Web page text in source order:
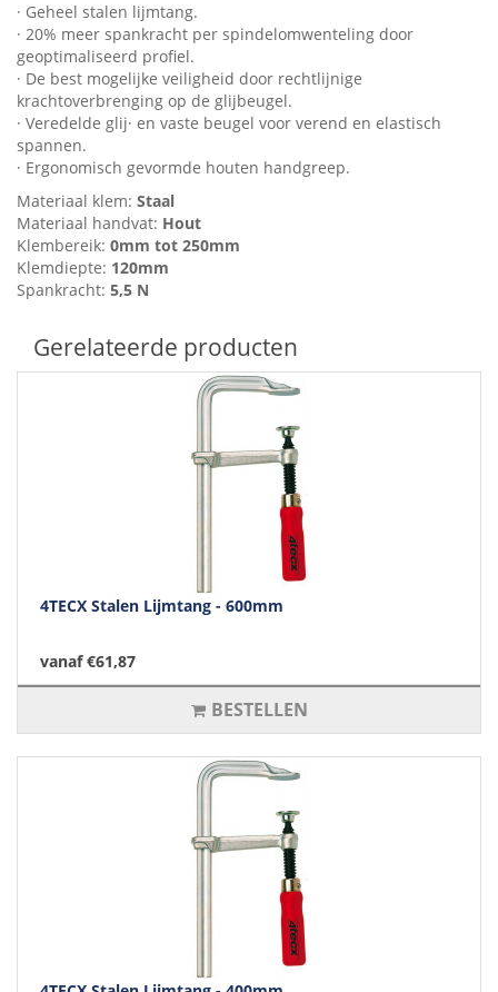
· Geheel stalen lijmtang.
· 20% meer spankracht per spindelomwenteling door
geoptimaliseerd profiel.
· De best mogelijke veiligheid door rechtlijnige
krachtoverbrenging op de glijbeugel.
· Veredelde glij· en vaste beugel voor verend en elastisch
spannen.
· Ergonomisch gevormde houten handgreep.
Materiaal klem: Staal
Materiaal handvat: Hout
Klembereik: 0mm tot 250mm
Klemdiepte: 120mm
Spankracht: 5,5 N
Gerelateerde producten
4TECX Stalen Lijmtang - 600mm
vanaf €61,87
BESTELLEN